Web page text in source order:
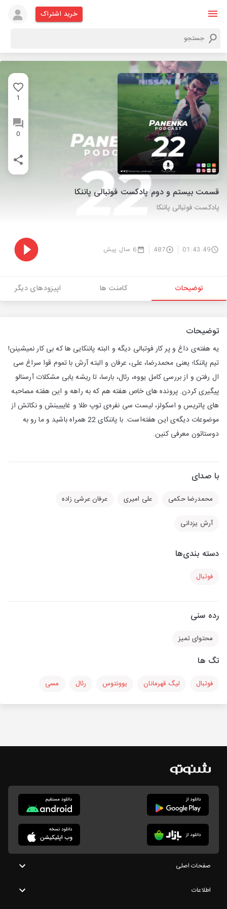
خرید اشتراک
1
0
قسمت بیستم و دوم پادکست فوتبالی پاننکا
پادکست فوتبالی پاننکا
01:43:49
487 6 سال پیش
توضیحات کامنت ها اپیزودهای دیگر
توضیحات
یه هفته‌ی داغ و پر کار فوتبالی دیگه و البته پاننکایی ها که بی کار نمیشینن!
تیم پاننکا؛ یعنی محمدرضا، علی، عرفان و البته آرش با تموم قوا سراغ سی
ال رفتن و از بررسی کامل یووه، رئال، بارسا، تا ریشه یابی مشکلات آرسنالو
پیگیری کردن. پرونده های خاص هفته هم که به راهه و این هفته مصاحبه
های پاتریس و اسکولز، لیست سی نفره‌ی توپ طلا و غایبیبنش و نکاتش از
موضوعات دیگه‌ی این هفته‌است‌. با پاننکای 22 همراه باشید و ما رو به
دوستاتون معرفی کنین.
با صدای
محمدرضا حکمی علی امیری عرفان عرشی زاده
آرش یزدانی
دسته بندی‌ها
فوتبال
رده سنی
محتوای تمیز
تگ ها
فوتبال لیگ قهرمانان یوونتوس رئال مسی
صفحات اصلی
اطلاعات